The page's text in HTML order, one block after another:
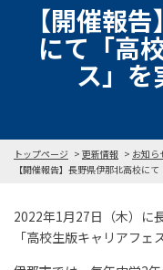
【開催報
にて「高
ス」を
トップページ 更新情報
お知ら
【開催報告】長野県伊那北高校に
2022年1月27日（木）に
「高校生版キャリアフェ